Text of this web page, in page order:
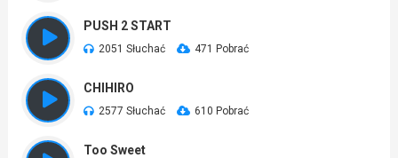
PUSH 2 START
2051 Słuchać 471 Pobrać
CHIHIRO
2577 Słuchać 610 Pobrać
Too Sweet